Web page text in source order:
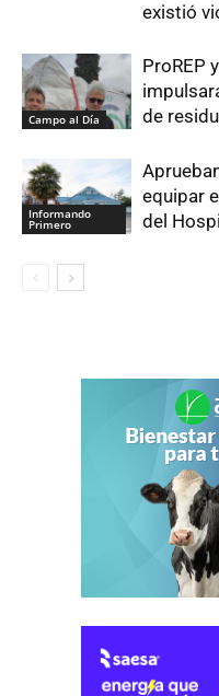
existió
Campo al Día
ProREP
de
Informando
Primero
equipar
del